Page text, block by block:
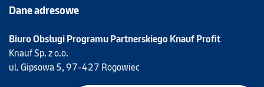
Dane adresowe
Biuro Obsługi Programu Partnerskiego Knauf Profit
Knauf Sp. z o.o.
ul. Gipsowa 5, 97-427 Rogowiec